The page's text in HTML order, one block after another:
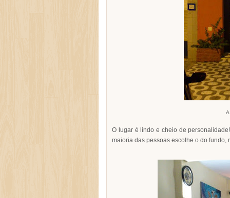
O lugar é lindo e cheio de
maioria das pessoas escolhe o do fundo,